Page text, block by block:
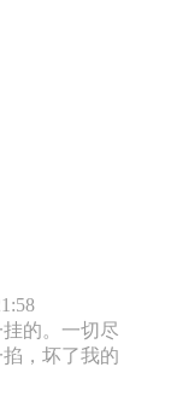
的。一切尽
，坏了我的